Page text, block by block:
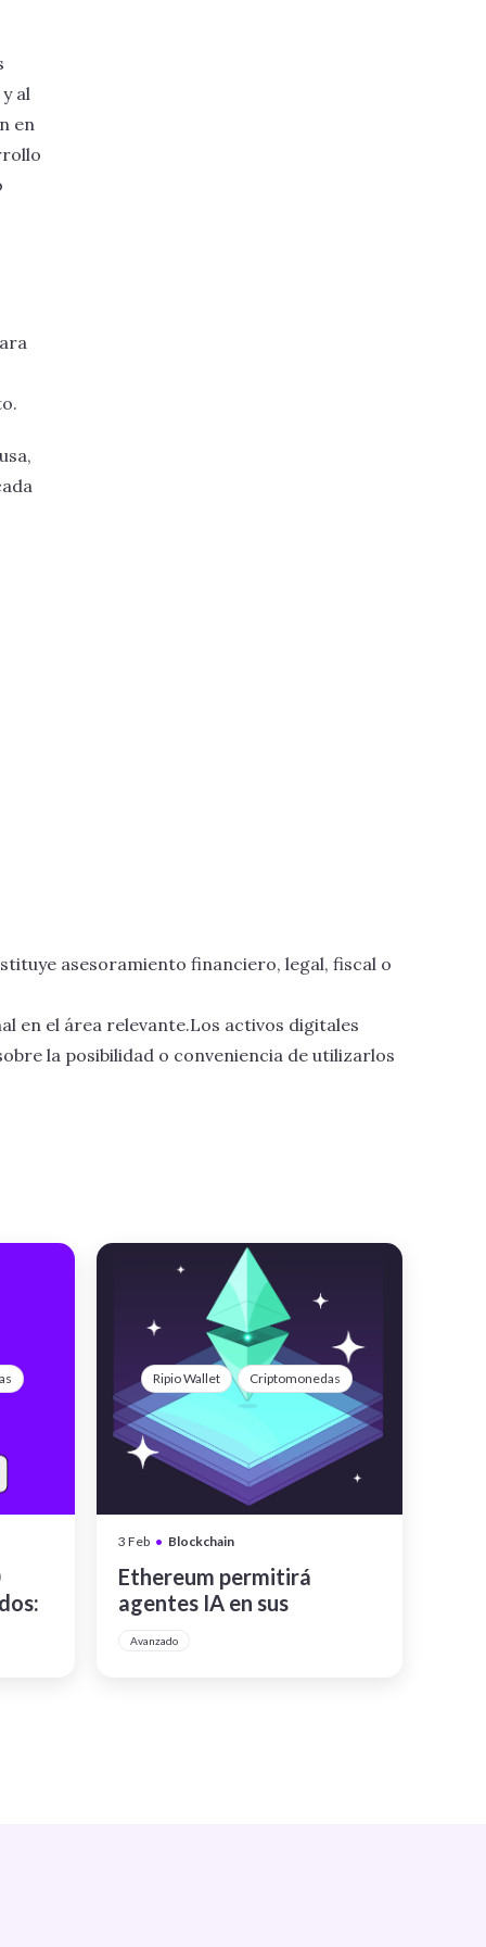
al
en
asesoramiento financiero, legal, fiscal o
en el área relevante.Los activos digitales
la posibilidad o conveniencia de utilizarlos
Ripio Wallet Criptomonedas
3 Feb • Blockchain
Ethereum permitirá
agentes IA en sus
Avanzado